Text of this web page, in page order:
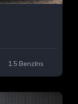
1.5 Benzīns